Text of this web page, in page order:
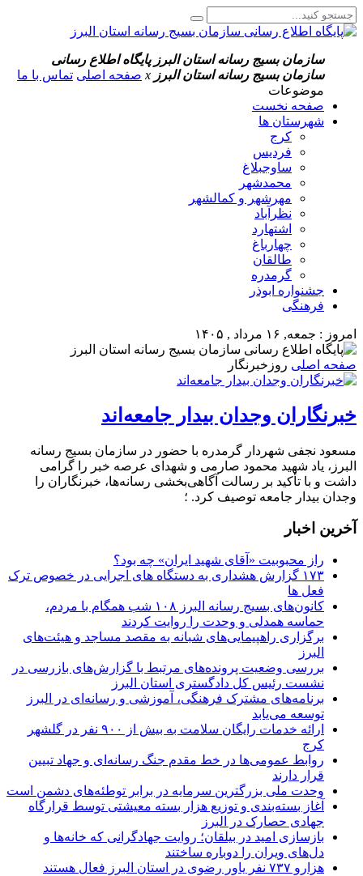
سازمان بسیج رسانه استان البرز پایگاه اطلاع رسانی
سازمان بسیج رسانه استان البرز x صفحه اصلی تماس با ما
موضوعات
صفحه نخست
شهرستان ها
کرج
فردیس
ساوجبلاغ
محمدشهر
مهرشهر و کمالشهر
نظرآباد
اشتهارد
چهارباغ
طالقان
گرمدره
جشنواره ابوذر
فرهنگی
امروز : جمعه, ۱۶ مرداد , ۱۴۰۵
صفحه اصلی روزخبرنگار
خبرنگاران وجدان بیدار جامعه‌اند
مسعود نجفی شهردار گرمدره با حضور در سازمان بسیج رسانه
البرز، یاد شهید محمود صارمی و شهدای عرصه خبر را گرامی
داشت و با تأکید بر رسالت آگاهی‌بخشی رسانه‌ها، خبرنگاران را
وجدان بیدار جامعه توصیف کرد. ؛
آخرین اخبار
راز محبوبیت «آقای شهید ایران» چه بود؟
۱۷۳ گزارش هشداری به دستگاه های اجرایی در خصوص ترک
فعل ها
کانون‌های بسیج رسانه البرز ۱۰۸ شب همگام با مردم،
حماسه همدلی و وحدت را روایت کردند
برگزاری راهپیمایی‌های شبانه به مقصد مساجد و هیئت‌های
البرز
بررسی وضعیت پرونده‌های مرتبط با گزارش‌های بازرسی در
نشست رئیس کل دادگستری استان البرز
برنامه‌های مشترک فرهنگی، آموزشی و رسانه‌ای در البرز
توسعه می‌یابد
ارائه خدمات رایگان سلامت به بیش از ۹۰۰ نفر در گلشهر
کرج
روابط عمومی‌ها در خط مقدم جنگ رسانه‌ای و جهاد تبیین
قرار دارند
وحدت ملی بزرگترین سرمایه در برابر توطئه‌های دشمن است
آغاز بسته‌بندی و توزیع هزار بسته معیشتی توسط قرارگاه
جهادی حصارک در البرز
بازسازی امید در بیلقان؛ روایت جهادگرانی که خانه‌ها و
دل‌های ویران را دوباره ساختند
هزارو ۷۳۷ نفر یاور رضوی در استان البرز فعال هستند